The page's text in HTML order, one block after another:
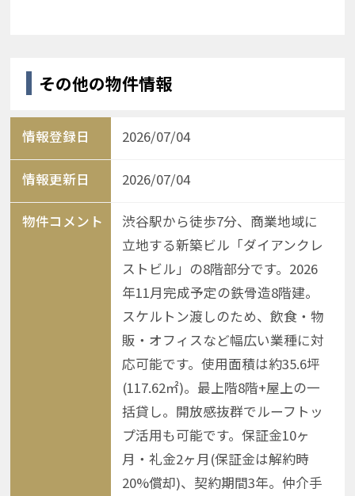
その他の物件情報
情報登録日 2026/07/04
情報更新日 2026/07/04
物件コメント
渋谷駅から徒歩7分、商業地域に
立地する新築ビル「ダイアンクレ
ストビル」の8階部分です。2026
年11月完成予定の鉄骨造8階建。
スケルトン渡しのため、飲食・物
販・オフィスなど幅広い業種に対
応可能です。使用面積は約35.6坪
(117.62㎡)。最上階8階+屋上の一
括貸し。開放感抜群でルーフトッ
プ活用も可能です。保証金10ヶ
月・礼金2ヶ月(保証金は解約時
20%償却)、契約期間3年。仲介手